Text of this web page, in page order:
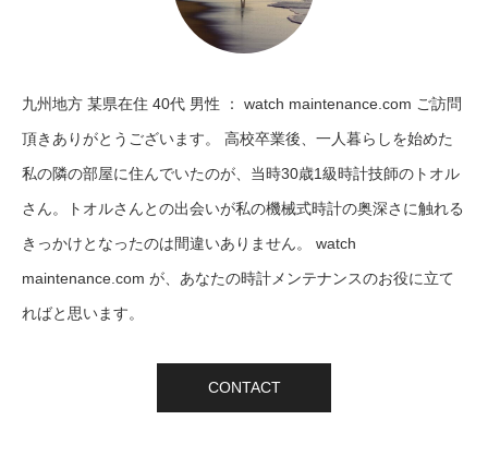
九州地方 某県在住 40代 男性 ： watch maintenance.com ご訪問
頂きありがとうございます。 高校卒業後、一人暮らしを始めた
私の隣の部屋に住んでいたのが、当時30歳1級時計技師のトオル
さん。トオルさんとの出会いが私の機械式時計の奥深さに触れる
きっかけとなったのは間違いありません。 watch
maintenance.com が、あなたの時計メンテナンスのお役に立て
ればと思います。
CONTACT